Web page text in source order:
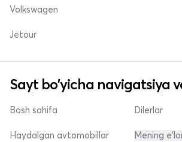
Volkswagen
Jetour
Sayt bo'yicha navigatsiya
Bosh sahifa
Haydalgan avtomobillar
Dilerlar
Mening